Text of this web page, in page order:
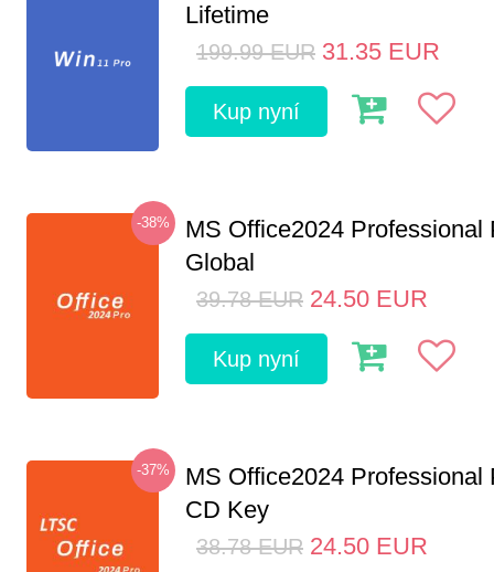
Lifetime
199.99 EUR 31.35 EUR
Kup nyní
-38%
MS Office2024 Professional
Global
39.78 EUR 24.50 EUR
Kup nyní
-37%
MS Office2024 Professional
CD Key
38.78 EUR 24.50 EUR